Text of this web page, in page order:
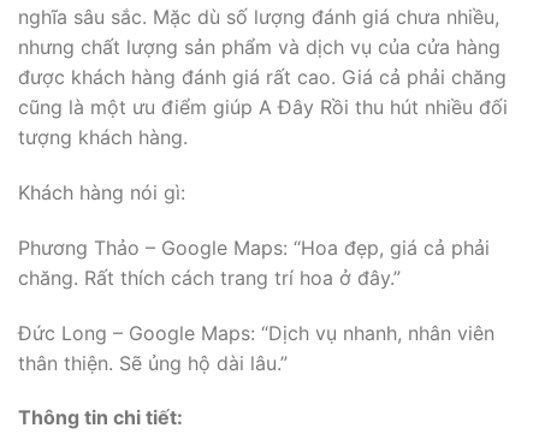
nghĩa sâu sắc. Mặc dù số lượng đánh giá chưa nhiều,
nhưng chất lượng sản phẩm và dịch vụ của cửa hàng
được khách hàng đánh giá rất cao. Giá cả phải chăng
cũng là một ưu điểm giúp A Đây Rồi thu hút nhiều đối
tượng khách hàng.
Khách hàng nói gì:
Phương Thảo – Google Maps: “Hoa đẹp, giá cả phải
chăng. Rất thích cách trang trí hoa ở đây.”
Đức Long – Google Maps: “Dịch vụ nhanh, nhân viên
thân thiện. Sẽ ủng hộ dài lâu.”
Thông tin chi tiết: